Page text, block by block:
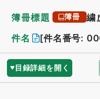
簿冊標題 簿冊
繍
件名
[件名番号:
目録詳細を開く